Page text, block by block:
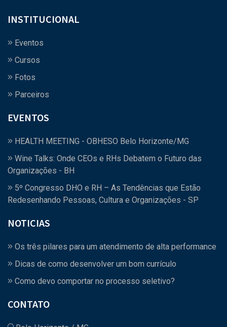
INSTITUCIONAL
Eventos
Cursos
Fotos
Parceiros
EVENTOS
HEALTH MEETING - OBHESO Belo Horizonte/MG
Wine Talks: Onde CEOs e RHs Debatem o Futuro das
Organizações - BH
5º Congresso DHO e RH – As Tendências que Estão
Redesenhando Pessoas, Cultura e Organizações - SP
NOTICIAS
Os três pilares para um atendimento de alta performance
Dicas de como desenvolver um bom currículo
Como devo comportar no processo seletivo?
CONTATO